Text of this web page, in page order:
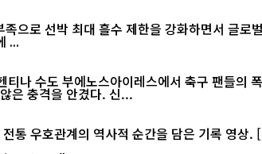
로 선박 최대 흘수 제한을 강화하면서 글로벌
...
나 수도 부에노스아이레스에서 축구 팬들의
월드컵 2연패가 무산된 직후 벌어진 이번 소요 사태는 아르헨티나 사회에 적지 않은 충격을 안겼다. 신...